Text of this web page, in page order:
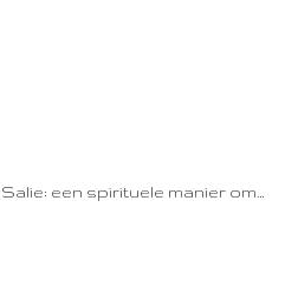
een spirituele manier om…